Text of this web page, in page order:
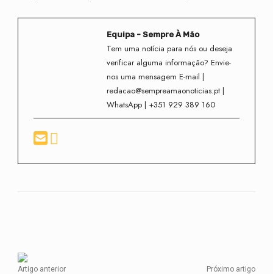
Equipa - Sempre À Mão
Tem uma notícia para nós ou deseja
verificar alguma informação? Envie-
nos uma mensagem E-mail |
redacao@sempreamaonoticias.pt |
WhatsApp | +351 929 389 160
Artigo anterior Próximo artigo